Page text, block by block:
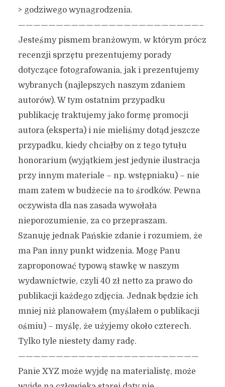
> godziwego wynagrodzenia.
————————————————————————–
Jesteśmy pismem branżowym, w którym prócz
recenzji sprzętu prezentujemy porady
dotyczące fotografowania, jak i prezentujemy
wybranych (najlepszych naszym zdaniem
autorów). W tym ostatnim przypadku
publikację traktujemy jako formę promocji
autora (eksperta) i nie mieliśmy dotąd jeszcze
przypadku, kiedy chciałby on z tego tytułu
honorarium (wyjątkiem jest jedynie ilustracja
przy innym materiale – np. wstępniaku) – nie
mam zatem w budżecie na to środków. Pewna
oczywista dla nas zasada wywołała
nieporozumienie, za co przepraszam.
Szanuję jednak Pańskie zdanie i rozumiem, że
ma Pan inny punkt widzenia. Mogę Panu
zaproponować typową stawkę w naszym
wydawnictwie, czyli 40 zł netto za prawo do
publikacji każdego zdjęcia. Jednak będzie ich
mniej niż planowałem (myślałem o publikacji
ośmiu) – myślę, że użyjemy około czterech.
Tylko tyle niestety damy radę.
————————————————————————
Panie XYZ może wyjdę na materialistę, może